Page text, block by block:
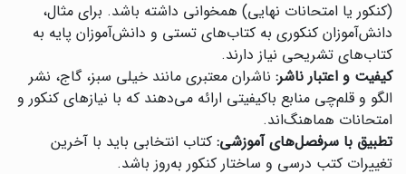
(کنکور یا امتحانات نهایی) همخوانی داشته باشد. برای مثال،
دانش‌آموزان کنکوری به کتاب‌های تستی و دانش‌آموزان پایه به
کتاب‌های تشریحی نیاز دارند.
کیفیت و اعتبار ناشر: ناشران معتبری مانند خیلی سبز، گاج، نشر
الگو و قلم‌چی منابع باکیفیتی ارائه می‌دهند که با نیازهای کنکور و
امتحانات هماهنگ‌اند.
تطبیق با سرفصل‌های آموزشی: کتاب انتخابی باید با آخرین
تغییرات کتب درسی و ساختار کنکور به‌روز باشد.